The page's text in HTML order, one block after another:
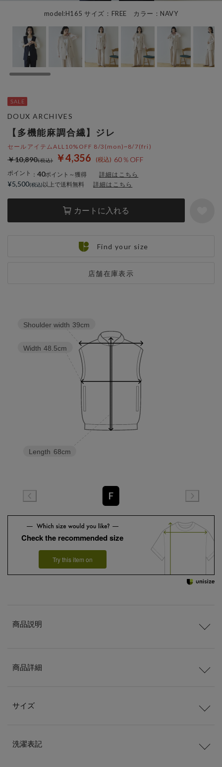
model:H165 サイズ：FREE カラー：NAVY
【多機能麻調合繊】ジレ
セールアイテムALL10%OFF 8/3(mon)~8/7(fri)
￥4,356 60％OFF
￥10,890
ポイント ： 40ポイント～獲得 詳細はこちら
カートに入れる
店舗在庫表示
DOUX ARCHIVES
¥5,500 以上で送料無料 詳細はこちら
Find your size
Length 68cm
Width 48.5cm
Shoulder width 39cm
F
Check the recommended size
Try this item on
商品説明
商品詳細
サイズ
洗濯表記